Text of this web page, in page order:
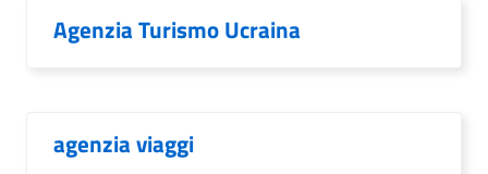
Agenzia Turismo Ucraina
agenzia viaggi